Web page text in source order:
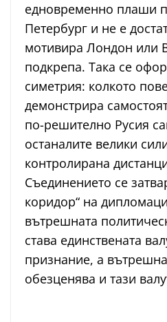
едновременно плаши
Петербург и не е
мотивира Лондон или
подкрепа. Така се
симетрия: колкото
демонстрира
по-решително Русия
останалите велики
контролирана
Съединението се
коридор“ на
вътрешната
става единствената
признание, а
обезценява и тази